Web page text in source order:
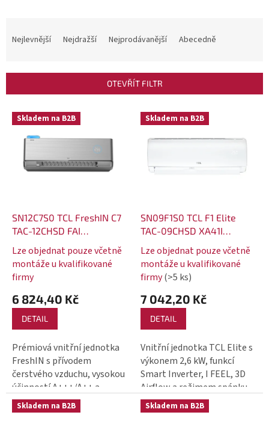
a
e
n
p
k
ů
Nejlevnější Nejdražší Nejprodávanější Abecedně
OTEVŘÍT FILTR
V
ý
o
d
u
k
Skladem na B2B
SN12C7S0 TCL FreshIN C7
TAC-12CHSD FAI
3,6 kW vnitřní jednotka
Průměrné
hodnocení
produktu
je
5,0
z
5
hvězdiček.
Lze objednat pouze včetně
montáže u kvalifikované
firmy
6 824,40 Kč
DETAIL
Prémiová vnitřní jednotka
FreshIN s přívodem
čerstvého vzduchu, vysokou
účinností A+++/A++ a
komfortním prouděním
Gentle Breeze.
Skladem na B2B
SN09F1S0 TCL F1 Elite
TAC-09CHSD XA41I
2,6 kW vnitřní jednotka
Průměrné
hodnocení
produktu
je
5,0
z
5
hvězdiček.
Lze objednat pouze včetně
montáže u kvalifikované
firmy(>5 ks)
7 042,20 Kč
DETAIL
Vnitřní jednotka TCL Elite s
výkonem 2,6 kW, funkcí
Smart Inverter, I FEEL, 3D
Airflow a režimem spánku
Skladem na B2B Skladem na B2B